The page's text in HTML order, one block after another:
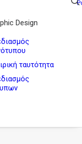
Design
ταυτότητα